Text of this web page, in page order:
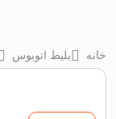
خانه بلیط اتوبوس